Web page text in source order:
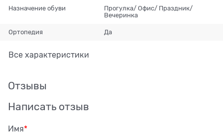
Назначение обуви
Прогулка/ Офис/ Праздник/
Вечеринка
Ортопедия Да
Все характеристики
Отзывы
Написать отзыв
Имя